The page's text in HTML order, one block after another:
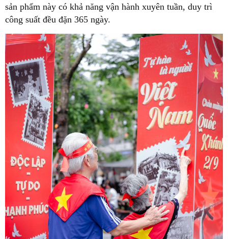
sản phẩm này có khả năng vận hành xuyên tuần, duy trì
công suất đều đặn 365 ngày.